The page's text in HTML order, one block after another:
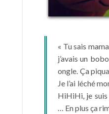
« Tu sais
j’avais un
ongle. Ça
Je l’ai léché
HiHiHi, je suis
… En plus ça